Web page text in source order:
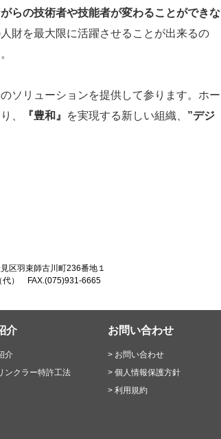
らの技術者や技能者が変わることができな
財を最大限に活躍させることが出来るの
ソリューションを提供して参ります。ホー
、 『豊和』 を実現する新しい組織、 ”デジ
区羽束師古川町236番地１
代） FAX.(075)931-6665
介
介
ンクラー特許工法
お問い合わせ
お問い合わせ
個人情報保護方針
利用規約